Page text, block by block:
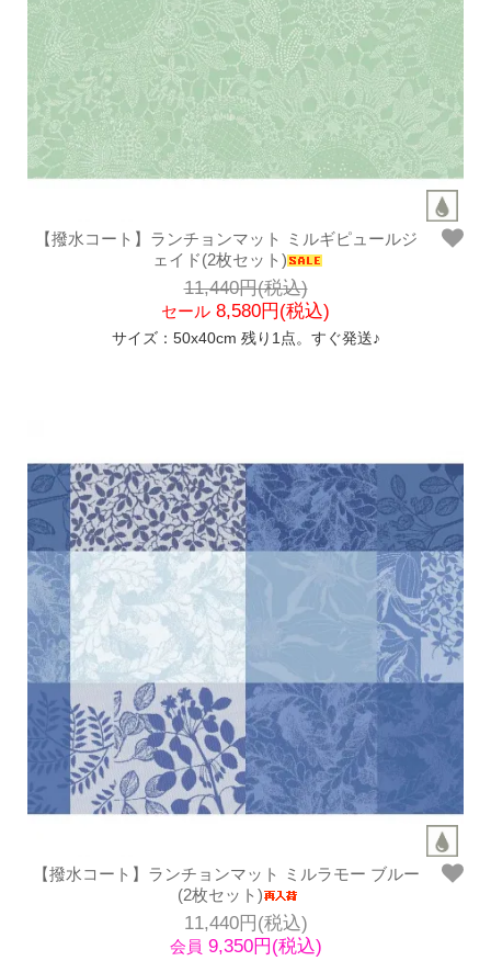
【撥水コート】ランチョンマット ミルギピュールジ
ェイド(2枚セット)
11,440円(税込)
セール 8,580円(税込)
サイズ：50x40cm 残り1点。すぐ発送♪
【撥水コート】ランチョンマット ミルラモー ブルー
(2枚セット)
11,440円(税込)
会員 9,350円(税込)